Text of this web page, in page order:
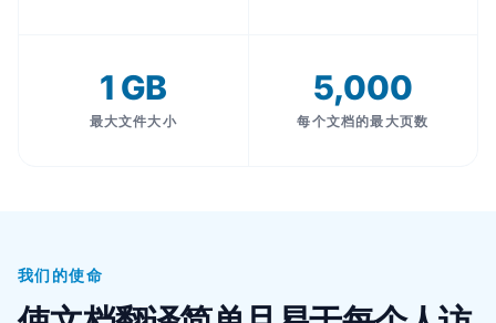
1 GB
最大文件大小
5,000
每个文档的最大页数
我们的使命